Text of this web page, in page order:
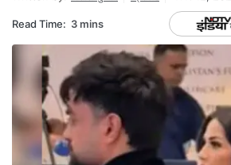
Read Time: 3 mins